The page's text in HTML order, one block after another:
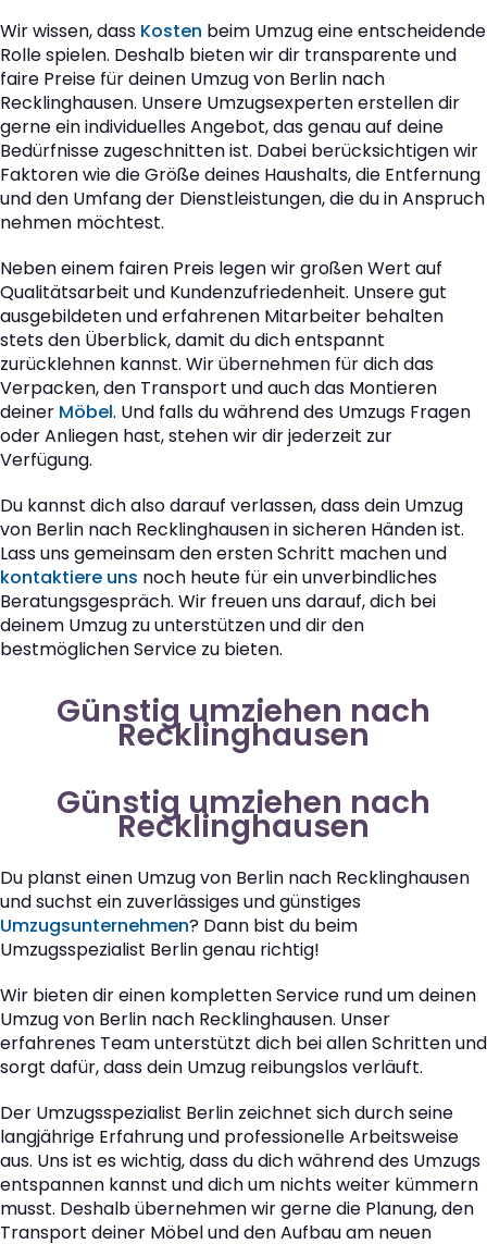
Wir wissen, dass Kosten beim Umzug eine entscheidende
Rolle spielen. Deshalb bieten wir dir transparente und
faire Preise für deinen Umzug von Berlin nach
Recklinghausen. Unsere Umzugsexperten erstellen dir
gerne ein individuelles Angebot, das genau auf deine
Bedürfnisse zugeschnitten ist. Dabei berücksichtigen wir
Faktoren wie die Größe deines Haushalts, die Entfernung
und den Umfang der Dienstleistungen, die du in Anspruch
nehmen möchtest.
Neben einem fairen Preis legen wir großen Wert auf
Qualitätsarbeit und Kundenzufriedenheit. Unsere gut
ausgebildeten und erfahrenen Mitarbeiter behalten
stets den Überblick, damit du dich entspannt
zurücklehnen kannst. Wir übernehmen für dich das
Verpacken, den Transport und auch das Montieren
deiner Möbel. Und falls du während des Umzugs Fragen
oder Anliegen hast, stehen wir dir jederzeit zur
Verfügung.
Du kannst dich also darauf verlassen, dass dein Umzug
von Berlin nach Recklinghausen in sicheren Händen ist.
Lass uns gemeinsam den ersten Schritt machen und
kontaktiere uns noch heute für ein unverbindliches
Beratungsgespräch. Wir freuen uns darauf, dich bei
deinem Umzug zu unterstützen und dir den
bestmöglichen Service zu bieten.
Günstig umziehen nach
Recklinghausen
Günstig umziehen nach
Recklinghausen
Du planst einen Umzug von Berlin nach Recklinghausen
und suchst ein zuverlässiges und günstiges
Umzugsunternehmen? Dann bist du beim
Umzugsspezialist Berlin genau richtig!
Wir bieten dir einen kompletten Service rund um deinen
Umzug von Berlin nach Recklinghausen. Unser
erfahrenes Team unterstützt dich bei allen Schritten und
sorgt dafür, dass dein Umzug reibungslos verläuft.
Der Umzugsspezialist Berlin zeichnet sich durch seine
langjährige Erfahrung und professionelle Arbeitsweise
aus. Uns ist es wichtig, dass du dich während des Umzugs
entspannen kannst und dich um nichts weiter kümmern
musst. Deshalb übernehmen wir gerne die Planung, den
Transport deiner Möbel und den Aufbau am neuen